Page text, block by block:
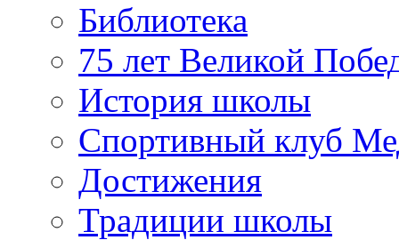
Библиотека
75 лет Великой
История школы
Спортивный клуб
Достижения
Традиции школы